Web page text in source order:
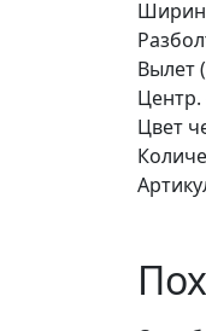
Вылет
Центр.
Цвет